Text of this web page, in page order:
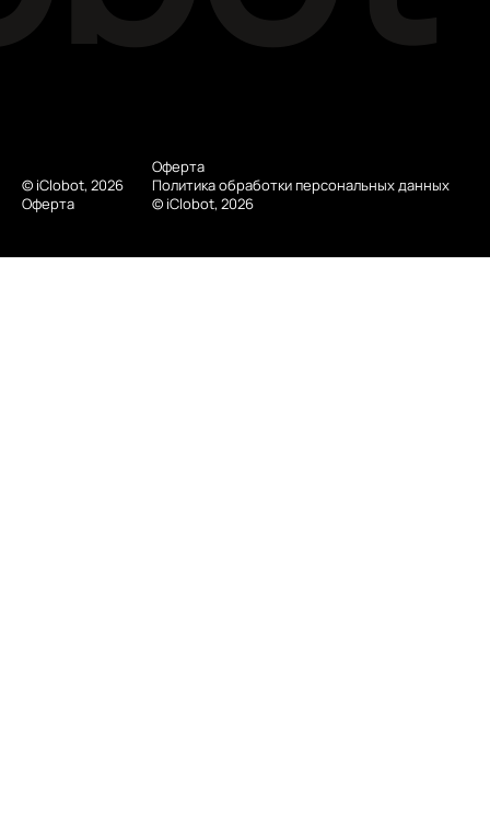
© iClobot, 2026
Оферта
Оферта
Политика обработки персональных данных
© iClobot, 2026